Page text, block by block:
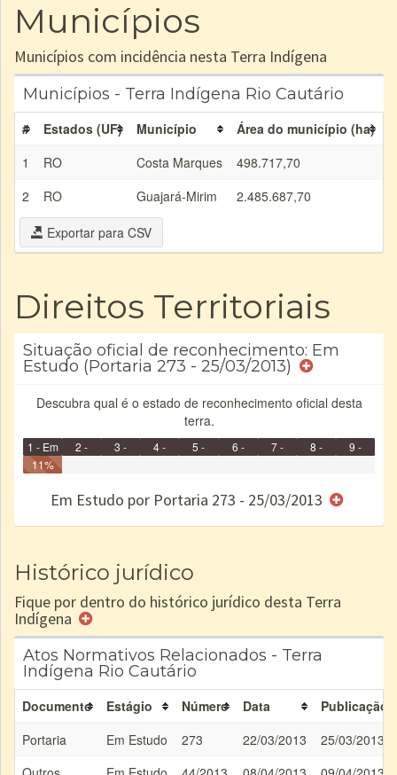
Municípios
Municípios com incidência nesta Terra Indígena
Municípios - Terra Indígena Rio Cautário
# Estados (UF) Município Área do município (ha)
1
RO Costa Marques 498.717,70
2
RO Guajará-Mirim 2.485.687,70
Exportar para CSV
Direitos Territoriais
Situação oficial de reconhecimento: Em
Estudo (Portaria 273 - 25/03/2013)
Descubra qual é o estado de reconhecimento oficial desta
terra.
1 - Em
Identificação
2 -
3 -
4 -
5 -
6 -
e/ou
7 -
8 -
9 -
11%
Em Estudo por Portaria 273 - 25/03/2013
Histórico jurídico
Fique por dentro do histórico jurídico desta Terra
Indígena
Atos Normativos Relacionados - Terra
Indígena Rio Cautário
Documento Estágio Número Data
Publicação
Portaria
Em Estudo 273 22/03/2013
25/03/2013